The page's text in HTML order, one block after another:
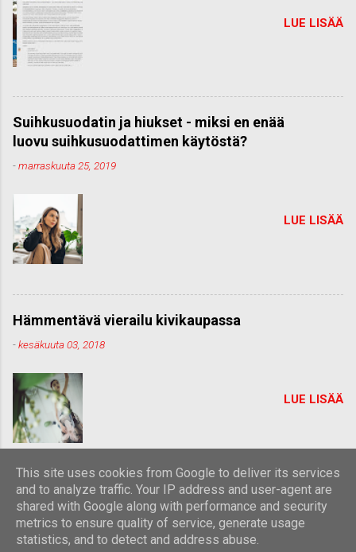
LUE LISÄÄ
Suihkusuodatin ja hiukset - miksi en enää
luovu suihkusuodattimen käytöstä?
-marraskuuta 25, 2019
LUE LISÄÄ
Hämmentävä vierailu kivikaupassa
-kesäkuuta 03, 2018
LUE LISÄÄ
Sisällön tarjoaa Blogger
This site uses cookies from Google to deliver its services
and to analyze traffic. Your IP address and user-agent are
shared with Google along with performance and security
metrics to ensure quality of service, generate usage
statistics, and to detect and address abuse.